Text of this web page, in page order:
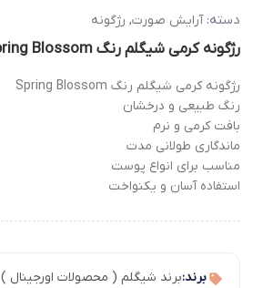
دسته: آرایش صورت, رژگونه
رژگونه کرمی شیگلم رنگ Spring Blossom
رژگونه کرمی شیگلم رنگ Spring Blossom
رنگ طبیعی و درخشان
بافت کرمی و نرم
ماندگاری طولانی مدت
مناسب برای انواع پوست
استفاده آسان و یکنواخت
برند:برند شیگلم ( محصولات اورجینال )